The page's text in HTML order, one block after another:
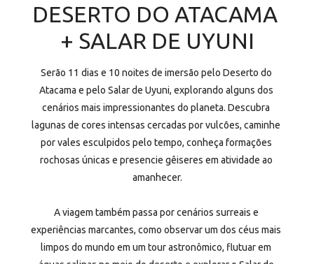
DESERTO DO ATACAMA
+ SALAR DE UYUNI
Serão 11 dias e 10 noites de imersão pelo Deserto do
Atacama e pelo Salar de Uyuni, explorando alguns dos
cenários mais impressionantes do planeta. Descubra
lagunas de cores intensas cercadas por vulcões, caminhe
por vales esculpidos pelo tempo, conheça formações
rochosas únicas e presencie gêiseres em atividade ao
amanhecer.
A viagem também passa por cenários surreais e
experiências marcantes, como observar um dos céus mais
limpos do mundo em um tour astronômico, flutuar em